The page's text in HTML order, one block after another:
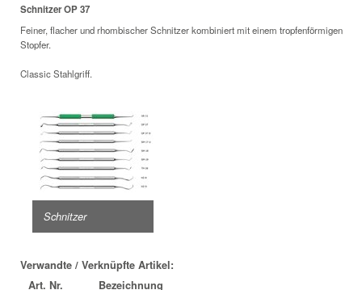
Schnitzer OP 37
Feiner, flacher und rhombischer Schnitzer kombiniert mit einem tropfenförmigen
Stopfer.
Classic Stahlgriff.
Schnitzer
Verwandte / Verknüpfte Artikel:
Art. Nr.
Bezeichnung